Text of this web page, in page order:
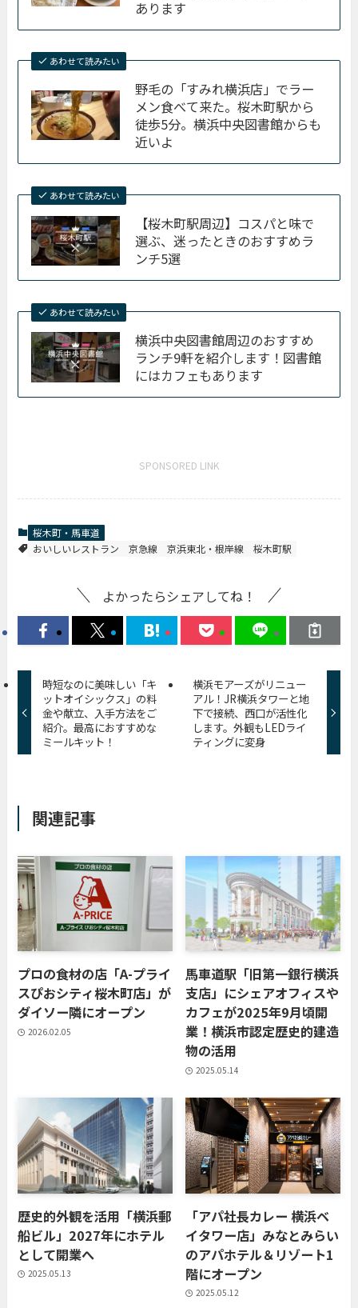
あります
あわせて読みたい
野毛の「すみれ横浜店」でラー
メン食べて来た。桜木町駅から
徒歩5分。横浜中央図書館からも
近いよ
あわせて読みたい
【桜木町駅周辺】コスパと味で
選ぶ、迷ったときのおすすめラ
ンチ5選
あわせて読みたい
横浜中央図書館周辺のおすすめ
ランチ9軒を紹介します！図書館
にはカフェもあります
SPONSORED LINK
桜木町・馬車道
おいしいレストラン
京急線 京浜東北・根岸線 桜木町駅
よかったらシェアしてね！
時短なのに美味しい「キ
ットオイシックス」の料
金や献立、入手方法をご
紹介。最高におすすめな
ミールキット！
横浜モアーズがリニュー
アル！JR横浜タワーと地
下で接続、西口が活性化
します。外観もLEDライ
ティングに変身
関連記事
プロの食材の店「A-プライ
スぴおシティ桜木町店」が
ダイソー隣にオープン
2026.02.05
馬車道駅「旧第一銀行横浜
支店」にシェアオフィスや
カフェが2025年9月頃開
業！横浜市認定歴史的建造
物の活用
2025.05.14
歴史的外観を活用「横浜郵
船ビル」2027年にホテル
として開業へ
2025.05.13
「アパ社長カレー 横浜ベ
イタワー店」みなとみらい
のアパホテル＆リゾート1
階にオープン
2025.05.12